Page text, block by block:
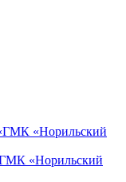
«Норильский
«Норильский